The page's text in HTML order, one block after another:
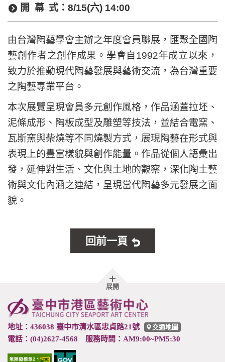
開幕 式： 8/15(六) 14:00
由台灣陶藝學會主辦之年度會員聯展，匯聚全國陶
藝創作者之創作成果。學會自1992年成立以來，
致力於推動現代陶藝發展與藝術交流，為台灣重要
之陶藝專業平台。
本次展覽呈現會員多元創作風格，作品涵蓋拉坯、
泥條成形、陶板成型及雕塑等技法，並結合電窯、
瓦斯窯與柴燒等不同燒製方式，展現陶藝在形式與
表現上的豐富樣貌與創作能量。作品從個人語彙出
發，延伸對生活、文化與土地的觀察，深化陶土藝
術與文化內涵之連結，呈現當代陶藝多元發展之面
貌。
回前一頁
展開胖
尾
地址：436038 臺中市清水區忠貞路21號 交通地圖
電話：(04)2627-4568 服務時間：AM9:00~PM5:30